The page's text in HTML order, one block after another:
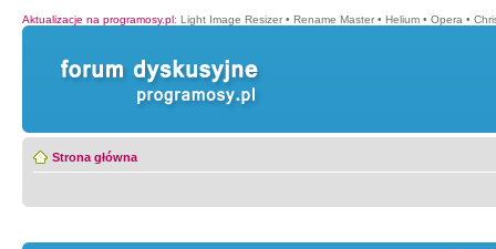
Aktualizacje na programosy.pl: Light Image Resizer • Rename Master • Helium • Opera •
Strona główna